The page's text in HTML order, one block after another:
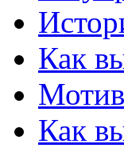
Как
Как